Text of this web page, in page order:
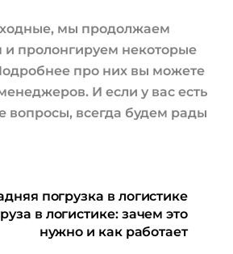
мы продолжаем
и пролонгируем некоторые
про них вы можете
И если у вас есть
вопросы, всегда будем рады
погрузка в логистике
в логистике: зачем это
нужно и как работает